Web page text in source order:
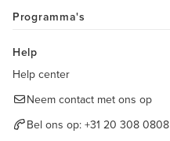
Programma's
Help
Help center
Neem contact met ons op
Bel ons op: +31 20 308 0808